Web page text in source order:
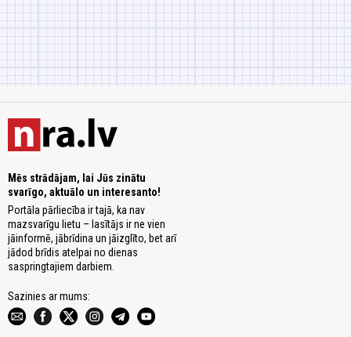
Mēs strādājam, lai Jūs zinātu
svarīgo, aktuālo un interesanto!
Portāla pārliecība ir tajā, ka nav
mazsvarīgu lietu – lasītājs ir ne vien
jāinformē, jābrīdina un jāizglīto, bet arī
jādod brīdis atelpai no dienas
saspringtajiem darbiem.
Sazinies ar mums: